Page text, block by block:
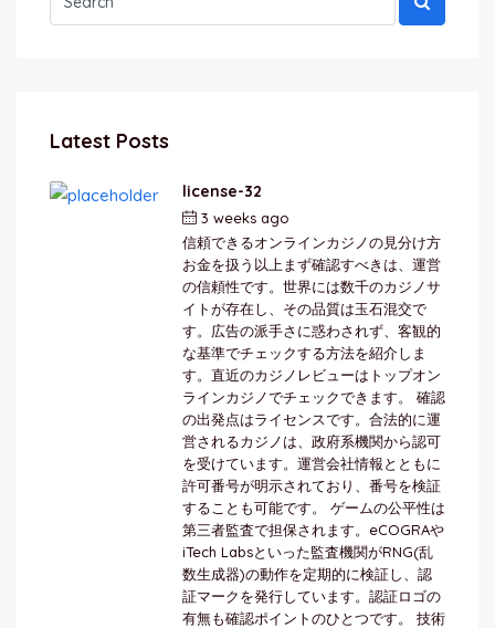
Latest Posts
license-32
3 weeks ago
信頼できるオンラインカジノの見分け方
お金を扱う以上まず確認すべきは、運営
の信頼性です。世界には数千のカジノサ
イトが存在し、その品質は玉石混交で
す。広告の派手さに惑わされず、客観的
な基準でチェックする方法を紹介しま
す。直近のカジノレビューはトップオン
ラインカジノでチェックできます。 確認
の出発点はライセンスです。合法的に運
営されるカジノは、政府系機関から認可
を受けています。運営会社情報とともに
許可番号が明示されており、番号を検証
することも可能です。 ゲームの公平性は
第三者監査で担保されます。eCOGRAや
iTech Labsといった監査機関がRNG(乱
数生成器)の動作を定期的に検証し、認
証マークを発行しています。認証ロゴの
有無も確認ポイントのひとつです。 技術